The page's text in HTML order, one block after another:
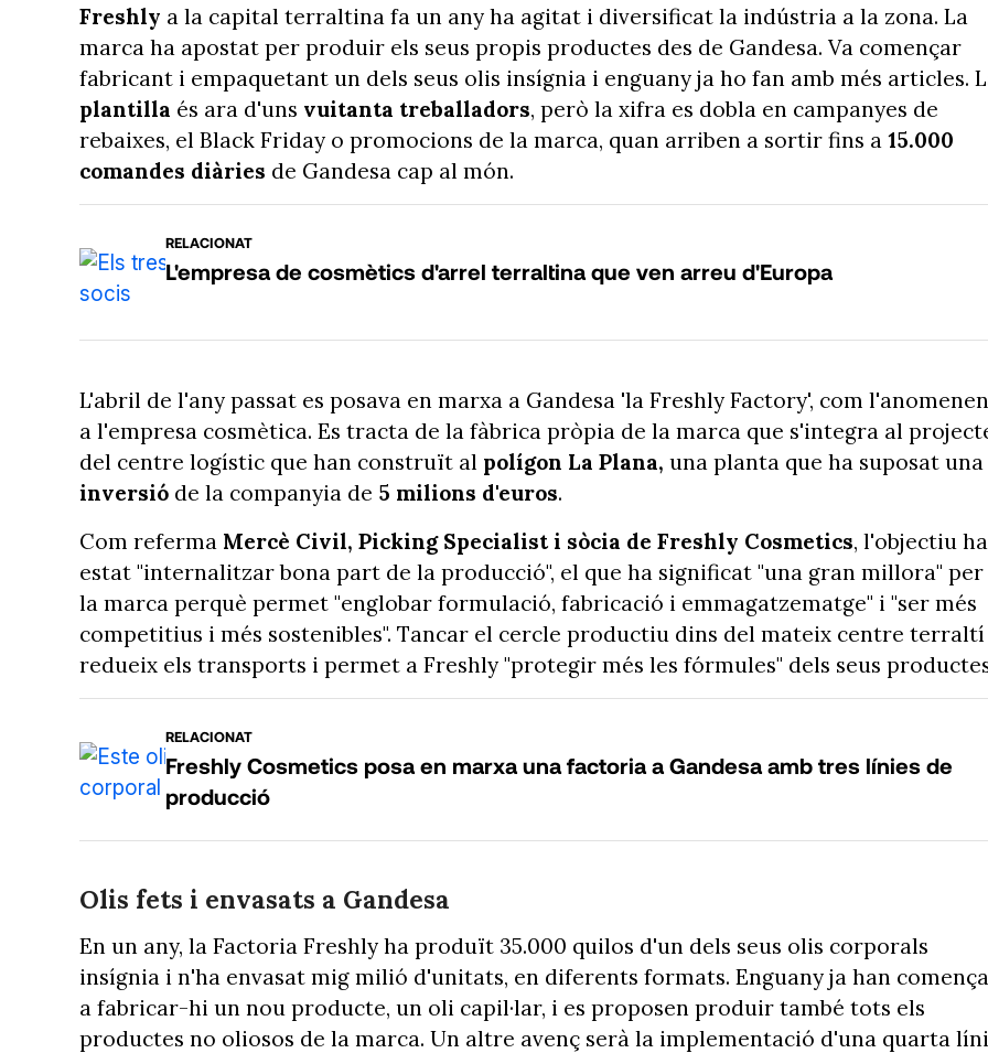
Freshly a la capital terraltina fa un any ha agitat i diversificat la indústria a la zona. La
marca ha apostat per produir els seus propis productes des de Gandesa. Va començar
fabricant i empaquetant un dels seus olis insígnia i enguany ja ho fan amb més articles.
plantilla és ara d'uns vuitanta treballadors, però la xifra es dobla en campanyes de
rebaixes, el Black Friday o promocions de la marca, quan arriben a sortir fins a 15.000
comandes diàries de Gandesa cap al món.
RELACIONAT
L'empresa de cosmètics d'arrel terraltina que ven arreu d'Europa
L'abril de l'any passat es posava en marxa a Gandesa 'la Freshly Factory', com l'anomenen
a l'empresa cosmètica. Es tracta de la fàbrica pròpia de la marca que s'integra al
del centre logístic que han construït al polígon La Plana, una planta que ha suposat una
inversió de la companyia de 5 milions d'euros.
Com referma Mercè Civil, Picking Specialist i sòcia de Freshly Cosmetics, l'objectiu ha
estat "internalitzar bona part de la producció", el que ha significat "una gran millora" per
la marca perquè permet "englobar formulació, fabricació i emmagatzematge" i "ser més
competitius i més sostenibles". Tancar el cercle productiu dins del mateix centre terraltí
redueix els transports i permet a Freshly "protegir més les fórmules" dels seus
RELACIONAT
Freshly Cosmetics posa en marxa una factoria a Gandesa amb tres línies de
producció
Olis fets i envasats a Gandesa
En un any, la Factoria Freshly ha produït 35.000 quilos d'un dels seus olis corporals
insígnia i n'ha envasat mig milió d'unitats, en diferents formats. Enguany ja han
a fabricar-hi un nou producte, un oli capil·lar, i es proposen produir també tots els
productes no oliosos de la marca. Un altre avenç serà la implementació d'una quarta